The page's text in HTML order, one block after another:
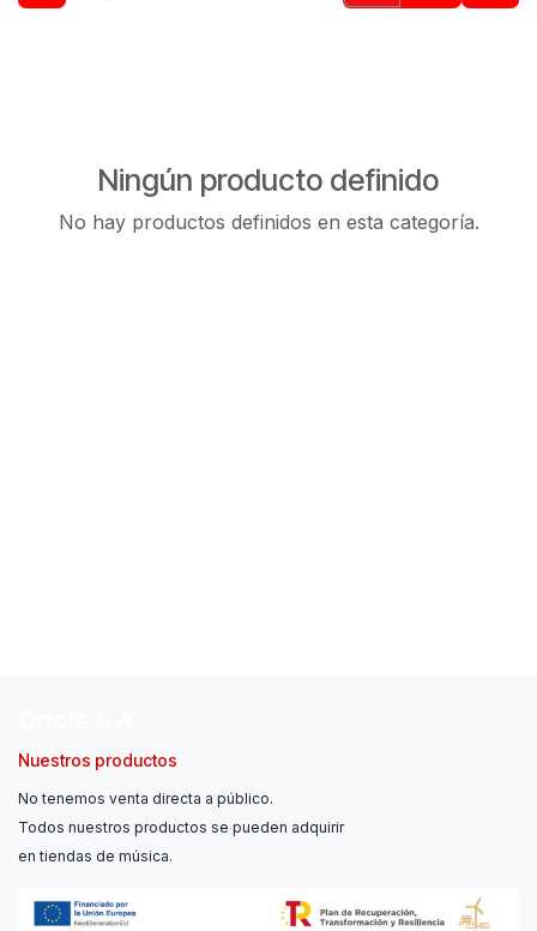
Ningún producto definido
No hay productos definidos en esta categoría.
Nuestros productos
No tenemos venta directa a público.
Todos nuestros productos se pueden adquirir
en tiendas de música.